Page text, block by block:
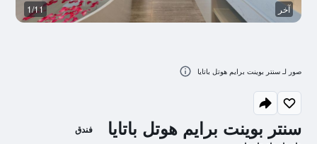
سنتر بوينت برايم هوتل باتايا فندق
آخر 1/11
صور لـ سنتر بوينت برايم هوتل باتايا